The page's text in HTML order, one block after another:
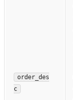
order_des
c